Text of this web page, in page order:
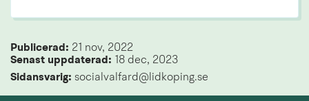
Publicerad: 21 nov, 2022
Senast uppdaterad: 18 dec, 2023
Sidansvarig: socialvalfard@lidkoping.se